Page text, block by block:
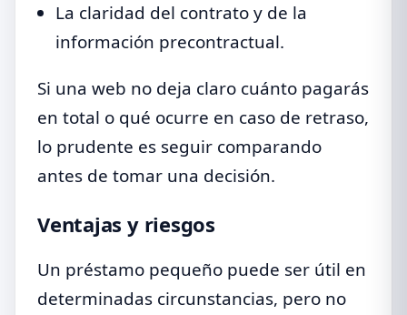
La claridad del contrato y de la
información precontractual.
Si una web no deja claro cuánto pagarás
en total o qué ocurre en caso de retraso,
lo prudente es seguir comparando
antes de tomar una decisión.
Ventajas y riesgos
Un préstamo pequeño puede ser útil en
determinadas circunstancias, pero no